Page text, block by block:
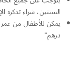
السنتين، شراء تذكرة
درهم"